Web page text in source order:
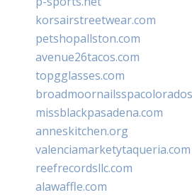
korsairstreetwear.com
petshopallston.com
avenue26tacos.com
topgglasses.com
missblackpasadena.com
anneskitchen.org
valenciamarketytaqueria.com
reefrecordsllc.com
alawaffle.com